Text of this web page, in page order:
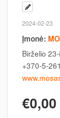
2024-02-23
Įmonė:
Birželio
+370-5-
€0,00